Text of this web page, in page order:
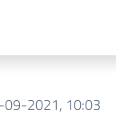
09-2021, 10:03